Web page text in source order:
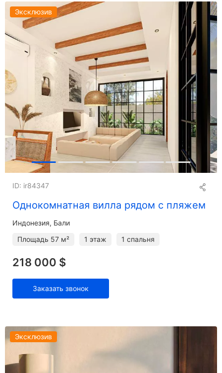
Эксклюзив
Однокомнатная вилла рядом с пляжем
ID: ir84347
Индонезия, Бали
Площадь 57 м² 1 этаж 1 спальня
218 000 $
Заказать звонок
Эксклюзив